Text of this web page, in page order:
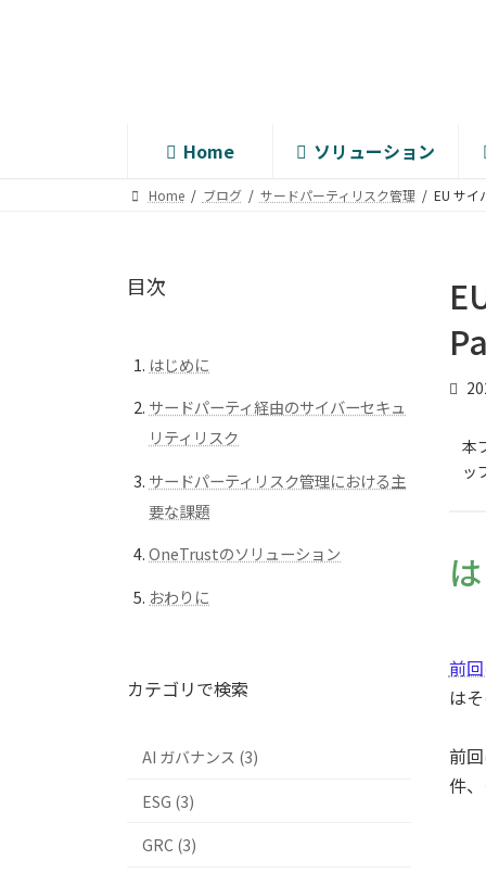
Home ソリューション
Home ブログ サードパーティリスク管理 EU サイ
本
ッ
前
は
前
件
目次
はじめに
サードパーティ経由のサイバーセキュ
リティリスク
サードパーティリスク管理における主
要な課題
OneTrustのソリューション
おわりに
カテゴリで検索
AI ガバナンス (3)
ESG (3)
GRC (3)